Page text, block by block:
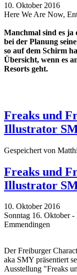
10. Oktober 2016
Here We Are Now,
Manchmal sind es
bei der Planung
so auf dem Schirm
Übersicht, wenn es
Resorts geht.
Freaks und
Illustrator
Gespeichert von
Freaks und
Illustrator
10. Oktober 2016
Sonntag 16. Oktober
Emmendingen
Der Freiburger
aka SMY präsentiert
Ausstellung "Freaks